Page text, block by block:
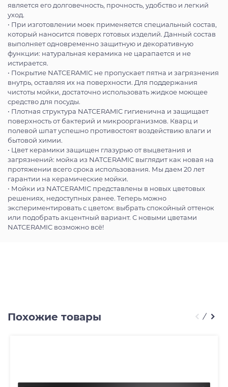
является его долговечность, прочность, удобство и легкий
уход.
• При изготовлении моек применяется специальный состав,
который наносится поверх готовых изделий. Данный состав
выполняет одновременно защитную и декоративную
функции: натуральная керамика не царапается и не
истирается.
• Покрытие NATCERAMIC не пропускает пятна и загрязнения
внутрь, оставляя их на поверхности. Для поддержания
чистоты мойки, достаточно использовать жидкое моющее
средство для посуды.
• Плотная структура NATCERAMIC гигиенична и защищает
поверхность от бактерий и микроорганизмов. Кварц и
полевой шпат успешно противостоят воздействию влаги и
бытовой химии.
• Цвет керамики защищен глазурью от выцветания и
загрязнений: мойка из NATCERAMIC выглядит как новая на
протяжении всего срока использования. Мы даем 20 лет
гарантии на керамические мойки.
• Мойки из NATCERAMIC представлены в новых цветовых
решениях, недоступных ранее. Теперь можно
экспериментировать с цветом: выбрать спокойный оттенок
или подобрать акцентный вариант. С новыми цветами
NATCERAMIC возможно всё!
Похожие товары